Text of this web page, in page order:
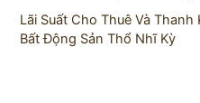
Lãi Suất Cho Thuê Và
Bất Động Sản Thổ Nhĩ Kỳ